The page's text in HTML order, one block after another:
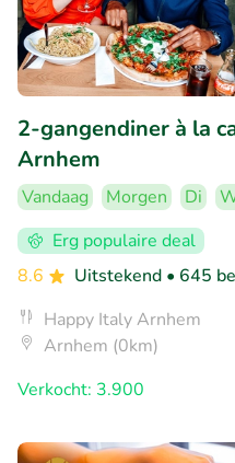
2-gangendiner à la
Arnhem
Vandaag Morgen Di
Erg populaire deal
8.6
Uitstekend • 645
Happy Italy Arnhem
Arnhem (0km)
Verkocht: 3.900